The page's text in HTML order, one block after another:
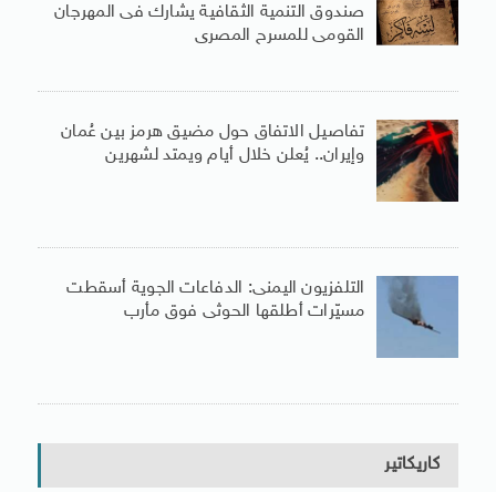
صندوق التنمية الثقافية يشارك فى المهرجان
القومى للمسرح المصرى
تفاصيل الاتفاق حول مضيق هرمز بين عُمان
وإيران.. يُعلن خلال أيام ويمتد لشهرين
التلفزيون اليمنى: الدفاعات الجوية أسقطت
مسيّرات أطلقها الحوثى فوق مأرب
كاريكاتير